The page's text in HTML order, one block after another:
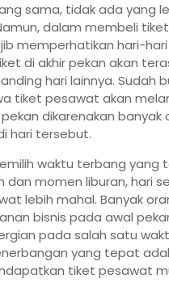
sama, tidak ada yang
dalam membeli tiket
memperhatikan hari-
di akhir pekan akan
hari lainnya. Sudah
tiket pesawat akan
dikarenakan banyak
hari tersebut.
waktu terbang yang
dan momen liburan, hari
lebih mahal. Banyak
bisnis pada awal
pada salah satu
yang tepat
tiket pesawat